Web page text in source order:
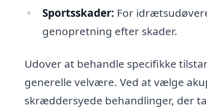
Sportsskader: For
genopretning efter skader.
Udover at behandle specifikke
generelle velvære. Ved at vælge
skræddersyede behandlinger, der